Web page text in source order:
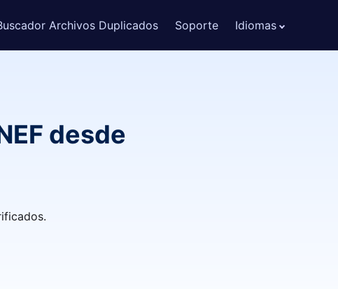
Archivos Duplicados Soporte Idiomas
desde